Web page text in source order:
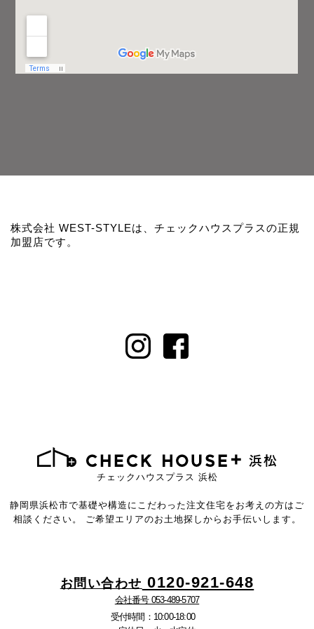
株式会社 WEST-STYLEは、チェックハウスプラスの正規
加盟店です。
チェックハウスプラス 浜松
静岡県浜松市で基礎や構造にこだわった注文住宅を お考えの方はご
相談ください。
ご希望エリアのお土地探しからお手伝いします。
お問い合わせ 0120-921-648
会社番号 053-489-5707
受付時間：10:00-18:00